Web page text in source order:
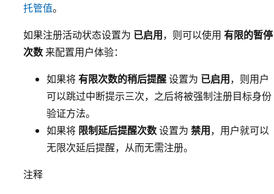
托管值。
如果注册活动状态设置为 已启用，则可以使用 有限的暂停
次数 来配置用户体验：
如果将有限次数的稍后提醒设置为 已启用，则用户
可以跳过中断提示三次，之后将被强制注册目标身份
验证方法。
如果将 限制延后提醒次数设置为 禁用，用户就可以
无限次延后提醒，从而无需注册。
注释